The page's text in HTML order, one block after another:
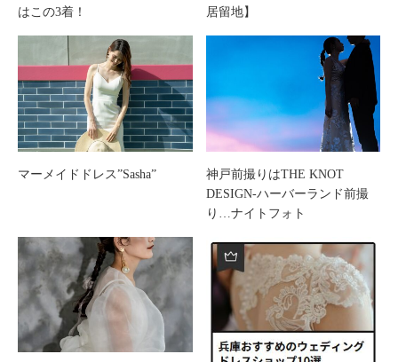
はこの3着！
居留地】
マーメイドドレス”Sasha”
神戸前撮りはTHE KNOT
DESIGN-ハーバーランド前撮
り…ナイトフォト